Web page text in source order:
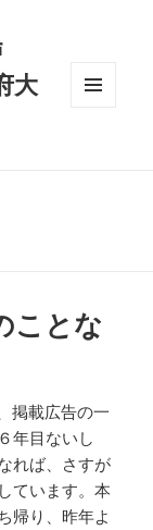
大
とな
掲載広告の一
年目ないし
れば、さすが
ています。本
帰り、昨年よ